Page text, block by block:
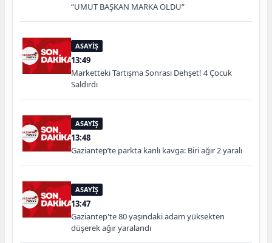
“UMUT BAŞKAN MARKA OLDU”
ASAYİŞ
13:49
Marketteki Tartışma Sonrası Dehşet! 4 Çocuk
Saldırdı
ASAYİŞ
13:48
Gaziantep’te parkta kanlı kavga: Biri ağır 2 yaralı
ASAYİŞ
13:47
Gaziantep'te 80 yaşındaki adam yüksekten
düşerek ağır yaralandı